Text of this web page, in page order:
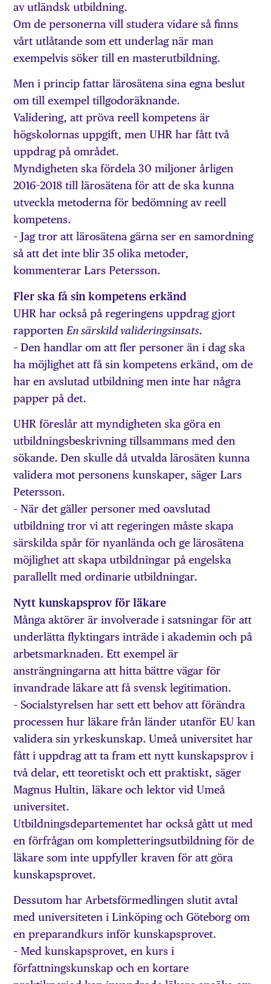
av utländsk utbildning.
Om de personerna vill studera vidare så finns
vårt utlåtande som ett underlag när man
exempelvis söker till en masterutbildning.
Men i princip fattar lärosätena sina egna beslut
om till exempel tillgodoräknande.
Validering, att pröva reell kompetens är
högskolornas uppgift, men UHR har fått två
uppdrag på området.
Myndigheten ska fördela 30 miljoner årligen
2016–2018 till lärosätena för att de ska kunna
utveckla metoderna för bedömning av reell
kompetens.
– Jag tror att lärosätena gärna ser en samordning
så att det inte blir 35 olika metoder,
kommenterar Lars Petersson.
Fler ska få sin kompetens erkänd
UHR har också på regeringens uppdrag gjort
rapporten En särskild valideringsinsats.
– Den handlar om att fler personer än i dag ska
ha möjlighet att få sin kompetens erkänd, om de
har en avslutad utbildning men inte har några
papper på det.
UHR föreslår att myndigheten ska göra en
utbildningsbeskrivning tillsammans med den
sökande. Den skulle då utvalda lärosäten kunna
validera mot personens kunskaper, säger Lars
Petersson.
– När det gäller personer med oavslutad
utbildning tror vi att regeringen måste skapa
särskilda spår för nyanlända och ge lärosätena
möjlighet att skapa utbildningar på engelska
parallellt med ordinarie utbildningar.
Nytt kunskapsprov för läkare
Många aktörer är involverade i satsningar för att
underlätta flyktingars inträde i akademin och på
arbetsmarknaden. Ett exempel är
ansträngningarna att hitta bättre vägar för
invandrade läkare att få svensk legitimation.
– Socialstyrelsen har sett ett behov att förändra
processen hur läkare från länder utanför EU kan
validera sin yrkeskunskap. Umeå universitet har
fått i uppdrag att ta fram ett nytt kunskapsprov i
två delar, ett teoretiskt och ett praktiskt, säger
Magnus Hultin, läkare och lektor vid Umeå
universitet.
Utbildningsdepartementet har också gått ut med
en förfrågan om kompletterings­utbildning för de
läkare som inte uppfyller kraven för att göra
kunskapsprovet.
Dessutom har Arbets­förmedlingen slutit avtal
med universiteten i Linköping och Göteborg om
en preparandkurs inför kunskapsprovet.
– Med kunskapsprovet, en kurs i
författningskunskap och en kortare